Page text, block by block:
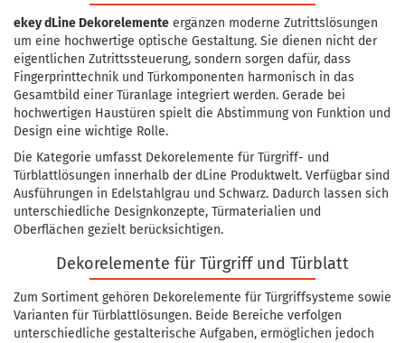
ekey dLine Dekorelemente ergänzen moderne Zutrittslösungen
um eine hochwertige optische Gestaltung. Sie dienen nicht der
eigentlichen Zutrittssteuerung, sondern sorgen dafür, dass
Fingerprinttechnik und Türkomponenten harmonisch in das
Gesamtbild einer Türanlage integriert werden. Gerade bei
hochwertigen Haustüren spielt die Abstimmung von Funktion und
Design eine wichtige Rolle.
Die Kategorie umfasst Dekorelemente für Türgriff- und
Türblattlösungen innerhalb der dLine Produktwelt. Verfügbar sind
Ausführungen in Edelstahlgrau und Schwarz. Dadurch lassen sich
unterschiedliche Designkonzepte, Türmaterialien und
Oberflächen gezielt berücksichtigen.
Dekorelemente für Türgriff und Türblatt
Zum Sortiment gehören Dekorelemente für Türgriffsysteme sowie
Varianten für Türblattlösungen. Beide Bereiche verfolgen
unterschiedliche gestalterische Aufgaben, ermöglichen jedoch